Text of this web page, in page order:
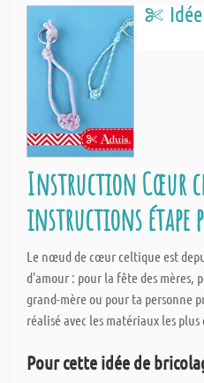
Instruction Cœur
instructions étape
Le nœud de cœur celtique est
d'amour : pour la fête des mères,
grand-mère ou pour ta personne
réalisé avec les matériaux les
Pour cette idée de